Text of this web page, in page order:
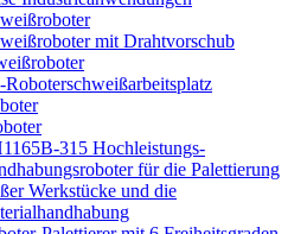
mit Drahtvorschub
Roboterschweißarbeitsplatz
315 Hochleistungs-
für die Palettierung
Werkstücke und die